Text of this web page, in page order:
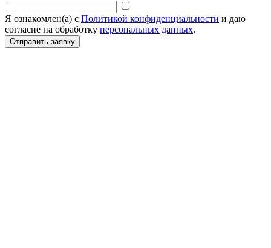
Я ознакомлен(а) с Политикой конфиденциальности и даю
согласие на обработку персональных данных.